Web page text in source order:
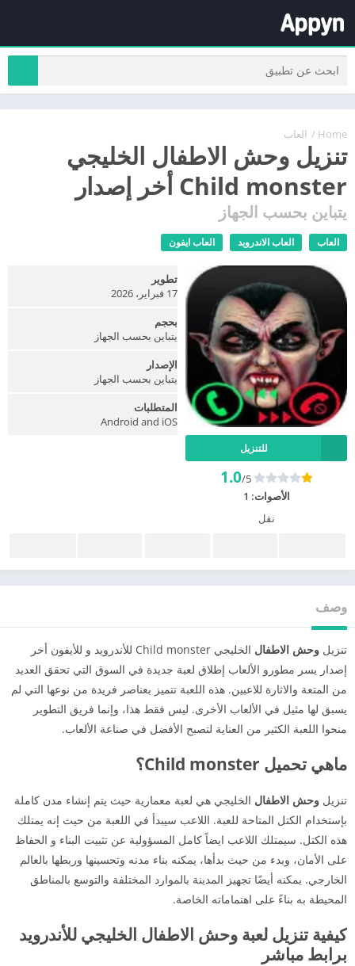
Home
/ العاب
تنزيل وحش الاطفال الخليجي
Child monster أخر إصدار
يتباين بحسب الجهاز
العاب العاب الاندرويد العاب ايفون
للتنزيل
1.0/5
الأصوات: 1
نقل
تطوير
17 فبراير، 2026
بحجم
يتباين بحسب الجهاز
الإصدار
يتباين بحسب الجهاز
المتطلبات
Android and iOS
وصف
تنزيل وحش الاطفال
الخليجي Child monster للأندرويد و للأيفون أخر
إصدار يسر مطورو الألعاب إطلاق لعبة جديدة في السوق التي تحقق العديد
من المتعة والاثارة للاعبين. هذه اللعبة تتميز بعناصر فريدة من نوعها التي لم
يسبق لها مثيل في الألعاب الأخرى. ليس فقط هذا، وإنما فريق التطوير
منحوا اللعبة الكثير من العناية لتصبح الأفضل في صناعة الألعاب.
ماهي تحميل Child monster؟
تنزيل وحش الاطفال الخليجي هي لعبة معمارية حيث يتم إنشاء مدن كاملة
بإستخدام الكتل المتاحة للعبة. اللاعب سيبدأ في اللعبة من حيث إنه يمتلك
هذه الكتل. سيمتلك اللاعب ايضاً كامل المسؤولية عن تثبيت البناء و الحفاظ
على الأمان، وبدء من حيث بدأها، يمكنه بناء مدنه وتحسينها وربطها بالعالم
الخارجي. يمكنه أيضًا تجهيز المدينة بالموارد المختلفة والتوسع بالمناطق
المحيطة به بناءً على اهتماماته الخاصة.
كيفية تنزيل لعبة وحش الاطفال الخليجي للأندرويد
برابط مباشر